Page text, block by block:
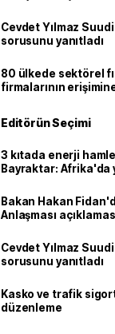
Cevdet Yılmaz
sorusunu yanıtladı
80 ülkede sektörel
firmalarının
Editörün Seçimi
3 kıtada enerji
Bayraktar: Afrika'da
Bakan Hakan
Anlaşması
Cevdet Yılmaz
sorusunu yanıtladı
Kasko ve trafik
düzenleme